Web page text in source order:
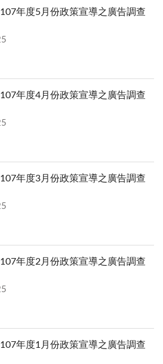
年度5月份政策宣導之廣告調查
年度4月份政策宣導之廣告調查
年度3月份政策宣導之廣告調查
年度2月份政策宣導之廣告調查
年度1月份政策宣導之廣告調查